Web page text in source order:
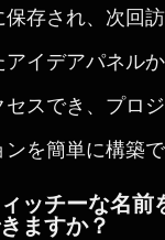
存され、次回
イデアパネル
スでき、プロ
を簡単に構築で
ッチーな名前
ますか？